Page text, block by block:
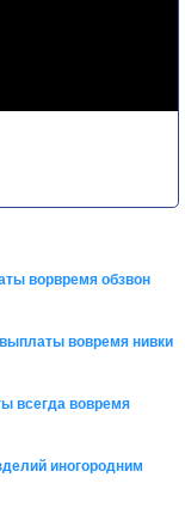
ворвремя обзвон
вовремя нивки
всегда вовремя
иногородним